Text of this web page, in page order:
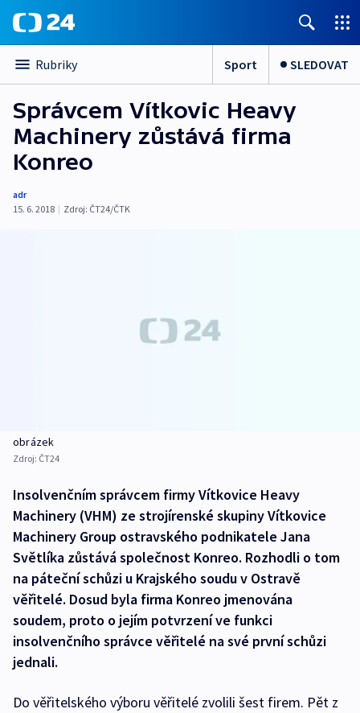
Rubriky Sport SLEDOVAT
Správcem Vítkovic Heavy
Machinery zůstává firma
Konreo
adr
15. 6. 2018 | Zdroj: ČT24/ČTK
obrázek
Zdroj: ČT24
Insolvenčním správcem firmy Vítkovice Heavy
Machinery (VHM) ze strojírenské skupiny Vítkovice
Machinery Group ostravského podnikatele Jana
Světlíka zůstává společnost Konreo. Rozhodli o tom
na páteční schůzi u Krajského soudu v Ostravě
věřitelé. Dosud byla firma Konreo jmenována
soudem, proto o jejím potvrzení ve funkci
insolvenčního správce věřitelé na své první schůzi
jednali.
Do věřitelského výboru věřitelé zvolili šest firem. Pět z